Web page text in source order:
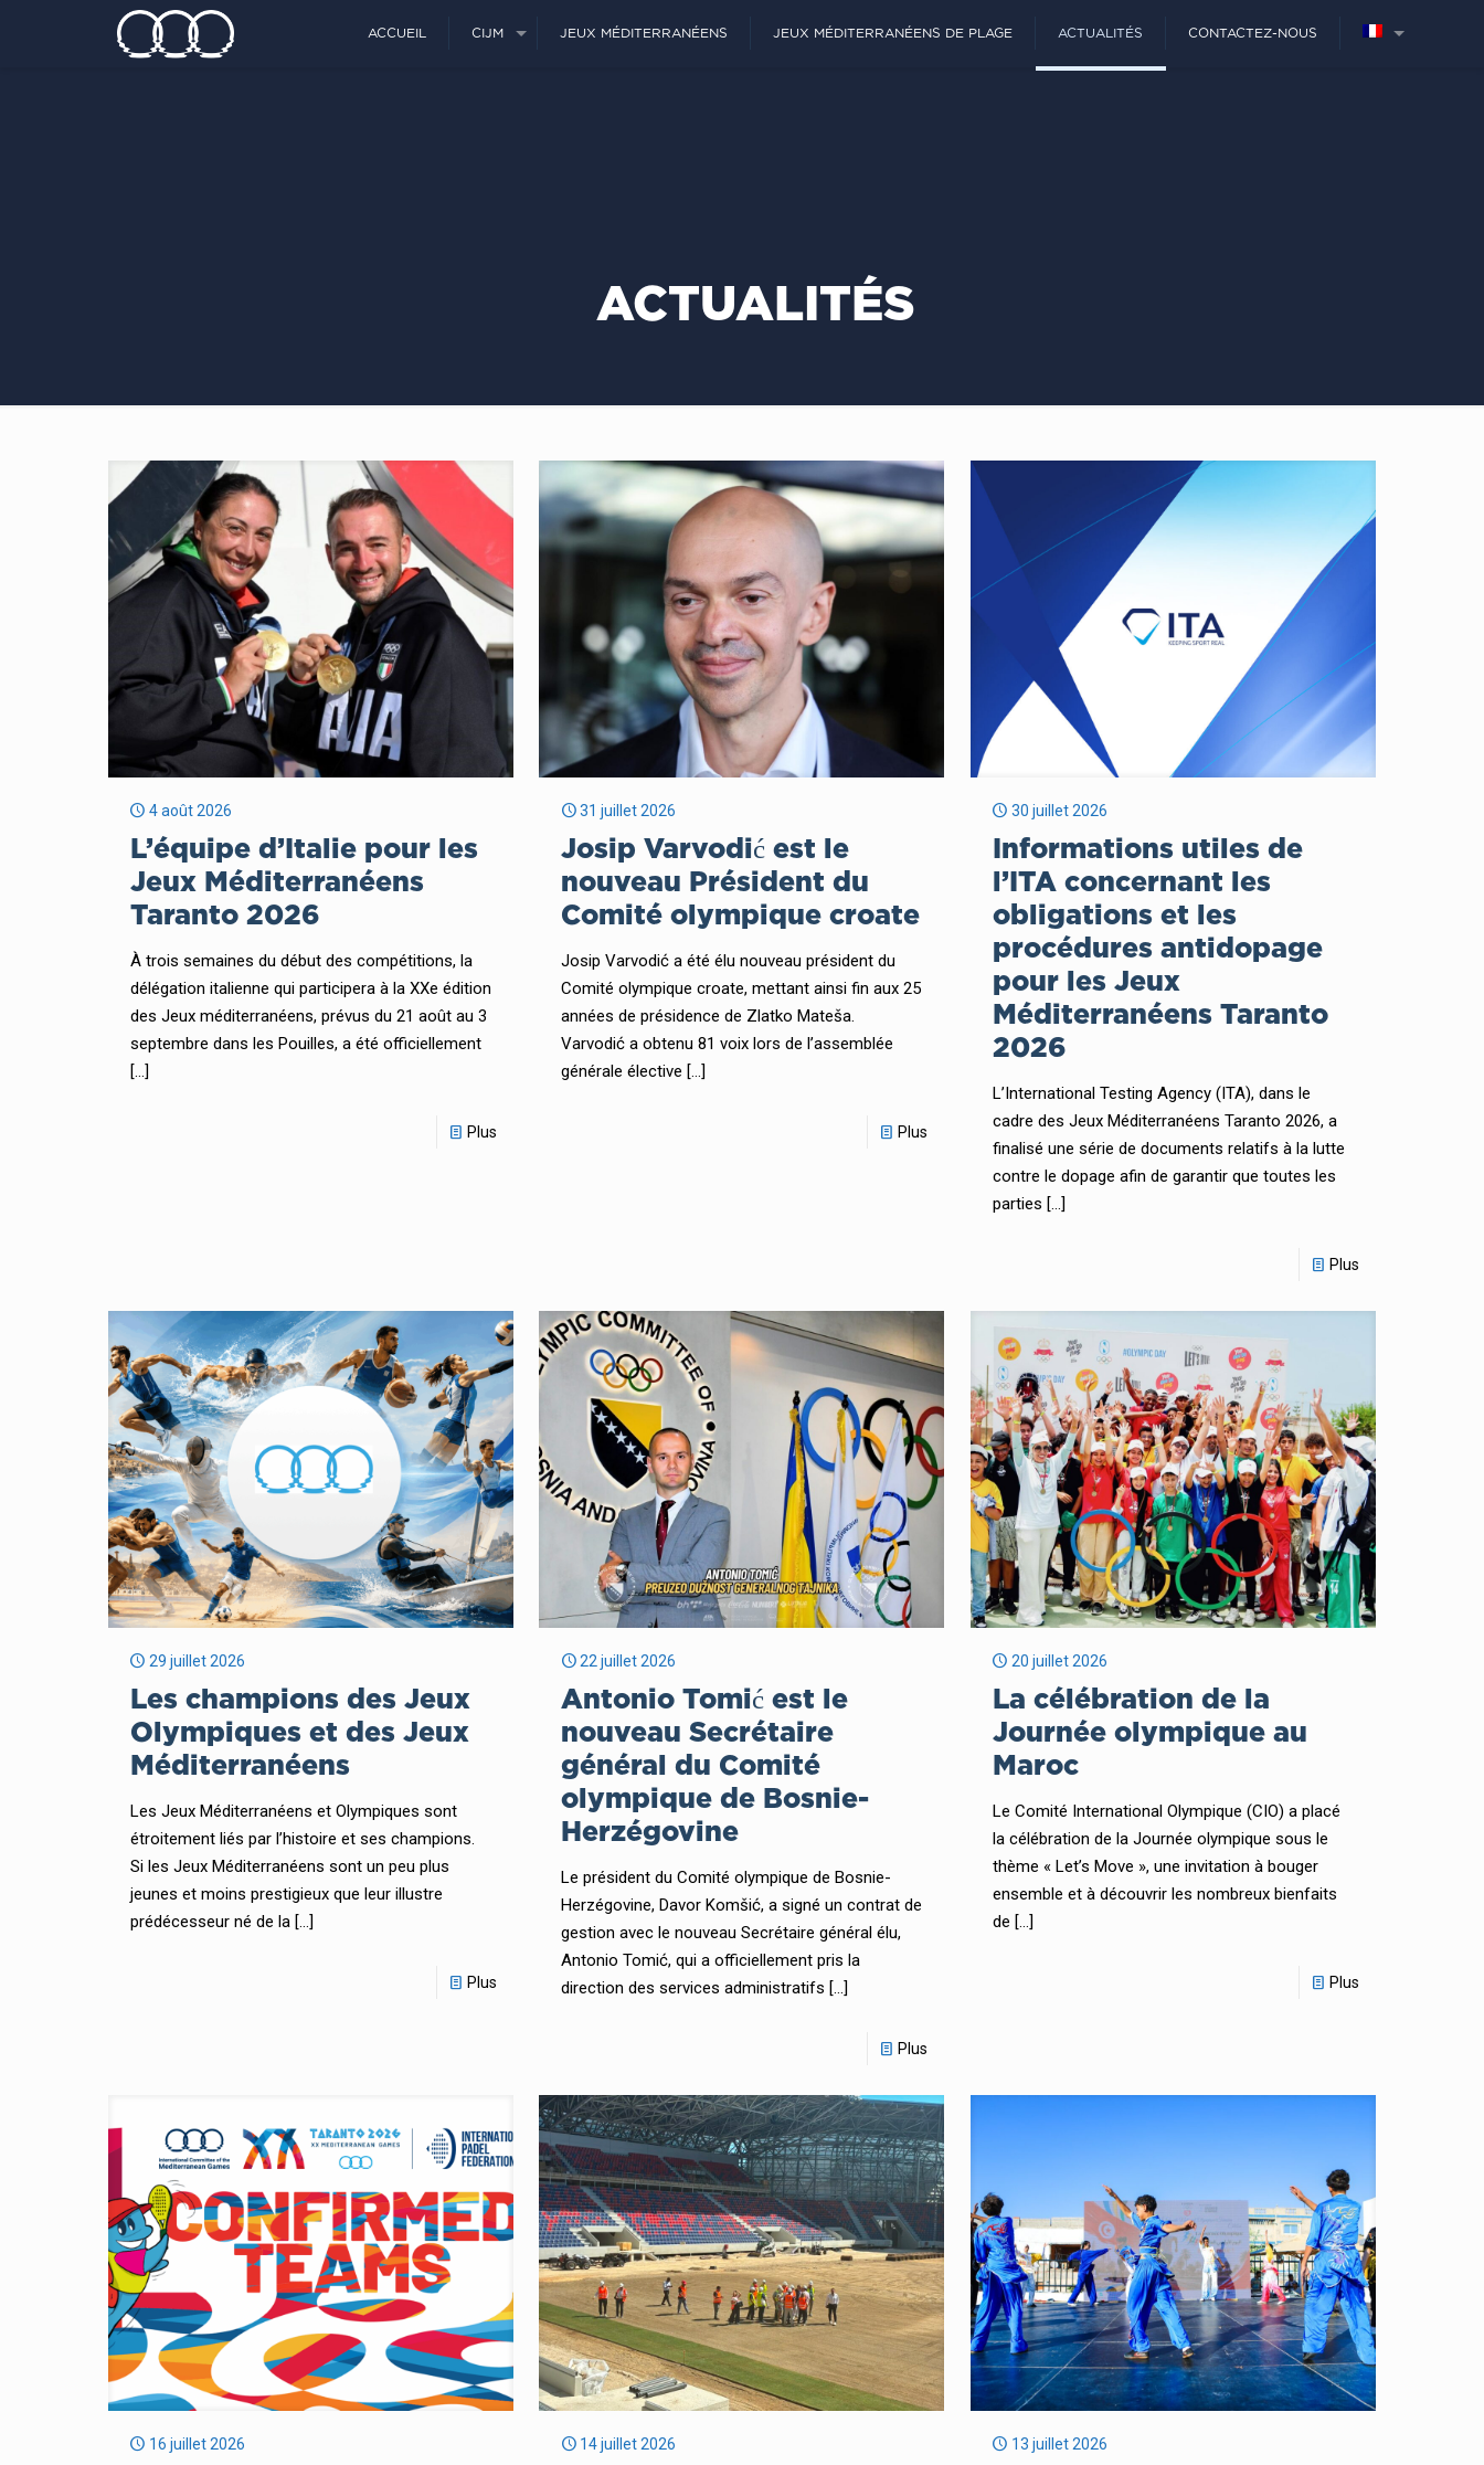
ACCUEIL CIJM JEUX MÉDITERRANÉENS JEUX MÉDITERRANÉENS DE PLAGE ACTUALITÉS CONTACTEZ-NOUS
ACTUALITÉS
4 août 2026
L’équipe d’Italie pour les
Jeux Méditerranéens
Taranto 2026
À trois semaines du début des compétitions, la
délégation italienne qui participera à la XXe édition
des Jeux méditerranéens, prévus du 21 août au 3
septembre dans les Pouilles, a été officiellement
[…]
Plus
31 juillet 2026
Josip Varvodić est le
nouveau Président du
Comité olympique croate
Josip Varvodić a été élu nouveau président du
Comité olympique croate, mettant ainsi fin aux 25
années de présidence de Zlatko Mateša.
Varvodić a obtenu 81 voix lors de l’assemblée
générale élective […]
Plus
30 juillet 2026
Informations utiles de
l’ITA concernant les
obligations et les
procédures antidopage
pour les Jeux
Méditerranéens Taranto
2026
L’International Testing Agency (ITA), dans le
cadre des Jeux Méditerranéens Taranto 2026, a
finalisé une série de documents relatifs à la lutte
contre le dopage afin de garantir que toutes les
parties […]
Plus
29 juillet 2026
Les champions des Jeux
Olympiques et des Jeux
Méditerranéens
Les Jeux Méditerranéens et Olympiques sont
étroitement liés par l’histoire et ses champions.
Si les Jeux Méditerranéens sont un peu plus
jeunes et moins prestigieux que leur illustre
prédécesseur né de la[…]
Plus
22 juillet 2026
Antonio Tomić est le
nouveau Secrétaire
général du Comité
olympique de Bosnie-
Herzégovine
Le président du Comité olympique de Bosnie-
Herzégovine, Davor Komšić, a signé un contrat de
gestion avec le nouveau Secrétaire général élu,
Antonio Tomić, qui a officiellement pris la
direction des services administratifs […]
Plus
20 juillet 2026
La célébration de la
Journée olympique au
Maroc
Le Comité International Olympique (CIO) a placé
la célébration de la Journée olympique sous le
thème « Let’s Move », une invitation à bouger
ensemble et à découvrir les nombreux bienfaits
de […]
Plus
16 juillet 2026 14 juillet 2026 13 juillet 2026